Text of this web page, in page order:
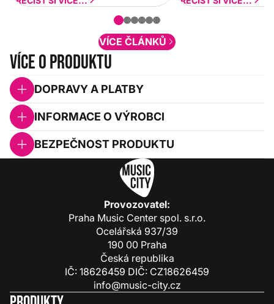
VÍCE ČLÁNKŮ
Více o produktu
DOPRAVY A PLATBY
INFORMACE O VÝROBCI
BEZPEČNOST PRODUKTU
Provozovatel:
Praha Music Center spol. s.r.o.
Ocelářská 937/39
190 00 Praha
Česká republika
IČ: 18626459 DIČ: CZ18626459
info@music-city.cz